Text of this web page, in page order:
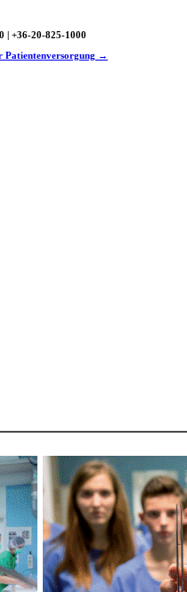
| +36-20-825-1000
Patientenversorgung →